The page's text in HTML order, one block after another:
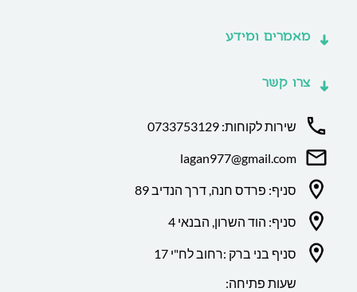
מאמרים ומידע
צרו קשר
שירות לקוחות: 0733753129
lagan977@gmail.com
סניף: פרדס חנה, דרך הנדיב 89
סניף: הוד השרון, הבנאי 4
סניף בני ברק :רחוב לח"י 17
שעות פתיחה: